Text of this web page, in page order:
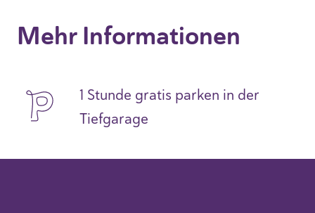
Mehr Informationen
1 Stunde gratis parken in der
Tiefgarage